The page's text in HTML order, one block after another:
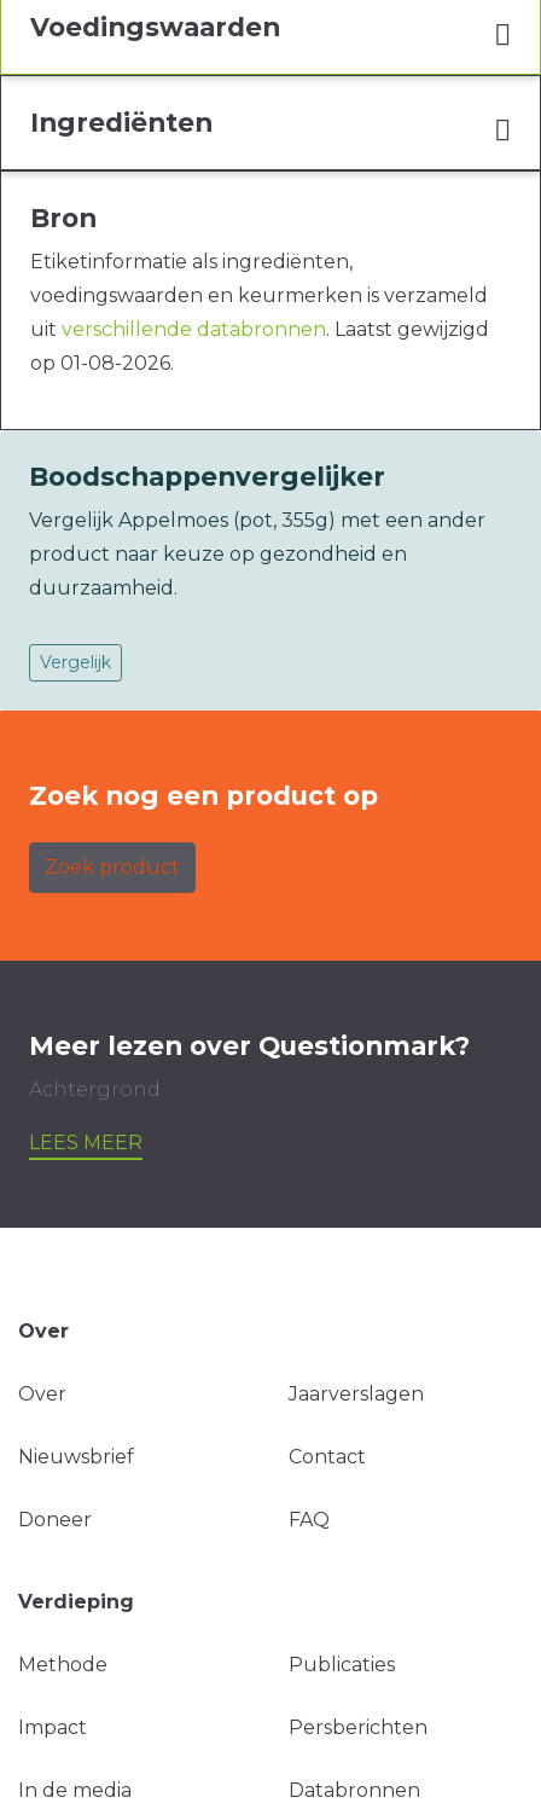
Voedingswaarden
Ingrediënten
Bron
Etiketinformatie als ingrediënten,
voedingswaarden en keurmerken is verzameld
uit verschillende databronnen. Laatst gewijzigd
op 01-08-2026.
Boodschappenvergelijker
Vergelijk Appelmoes (pot, 355g) met een ander
product naar keuze op gezondheid en
duurzaamheid.
Vergelijk
Zoek nog een product op
Zoek product
Meer lezen over Questionmark?
Achtergrond
LEES MEER
Over
Over Jaarverslagen
Nieuwsbrief Contact
Doneer FAQ
Verdieping
Methode Publicaties
Impact Persberichten
In de media Databronnen